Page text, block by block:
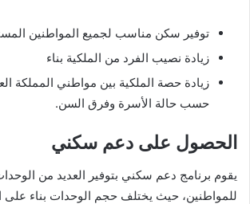
توفير سكن مناسب لجميع المواطنين
زيادة نصيب الفرد من الملكية بناء
زيادة حصة الملكية بين مواطني المملكة
حسب حالة الأسرة وفرق السن.
الحصول على دعم سكني
يقوم برنامج دعم سكني بتوفير العديد من
للمواطنين، حيث يختلف حجم الوحدات بناء على